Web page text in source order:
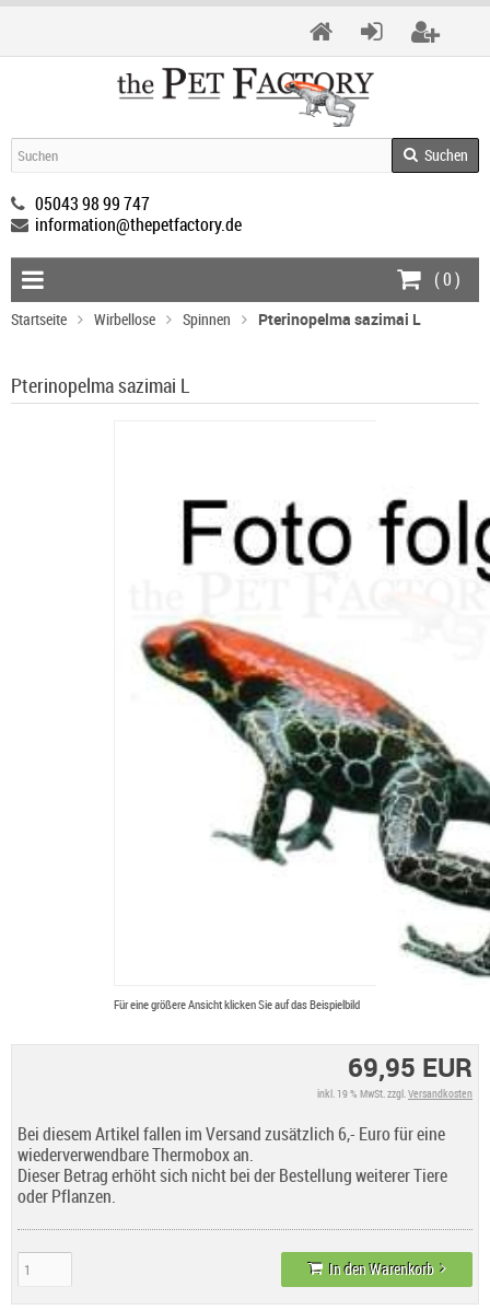
Suchen
05043 98 99 747
information@thepetfactory.de
(0)
Startseite Wirbellose Spinnen Pterinopelma sazimai L
Pterinopelma sazimai L
Für eine größere Ansicht klicken Sie auf das Beispielbild
69,95 EUR
inkl. 19 % MwSt. zzgl. Versandkosten
Bei diesem Artikel fallen im Versand zusätzlich 6,- Euro für eine
wiederverwendbare Thermobox an.
Dieser Betrag erhöht sich nicht bei der Bestellung weiterer Tiere
oder Pflanzen.
In den Warenkorb